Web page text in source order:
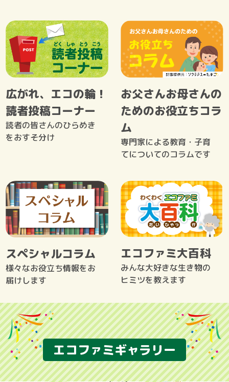
広がれ、エコの輪！
読者投稿コーナー
読者の皆さんのひらめき
をおすそ分け
お父さんお母さんの
ためのお役立ちコラ
ム
専門家による教育・子育
てについてのコラムです
スペシャルコラム
様々なお役立ち情報をお
届けします
エコファミ大百科
みんな大好きな生き物の
ヒミツを教えます
エコファミギャラリー